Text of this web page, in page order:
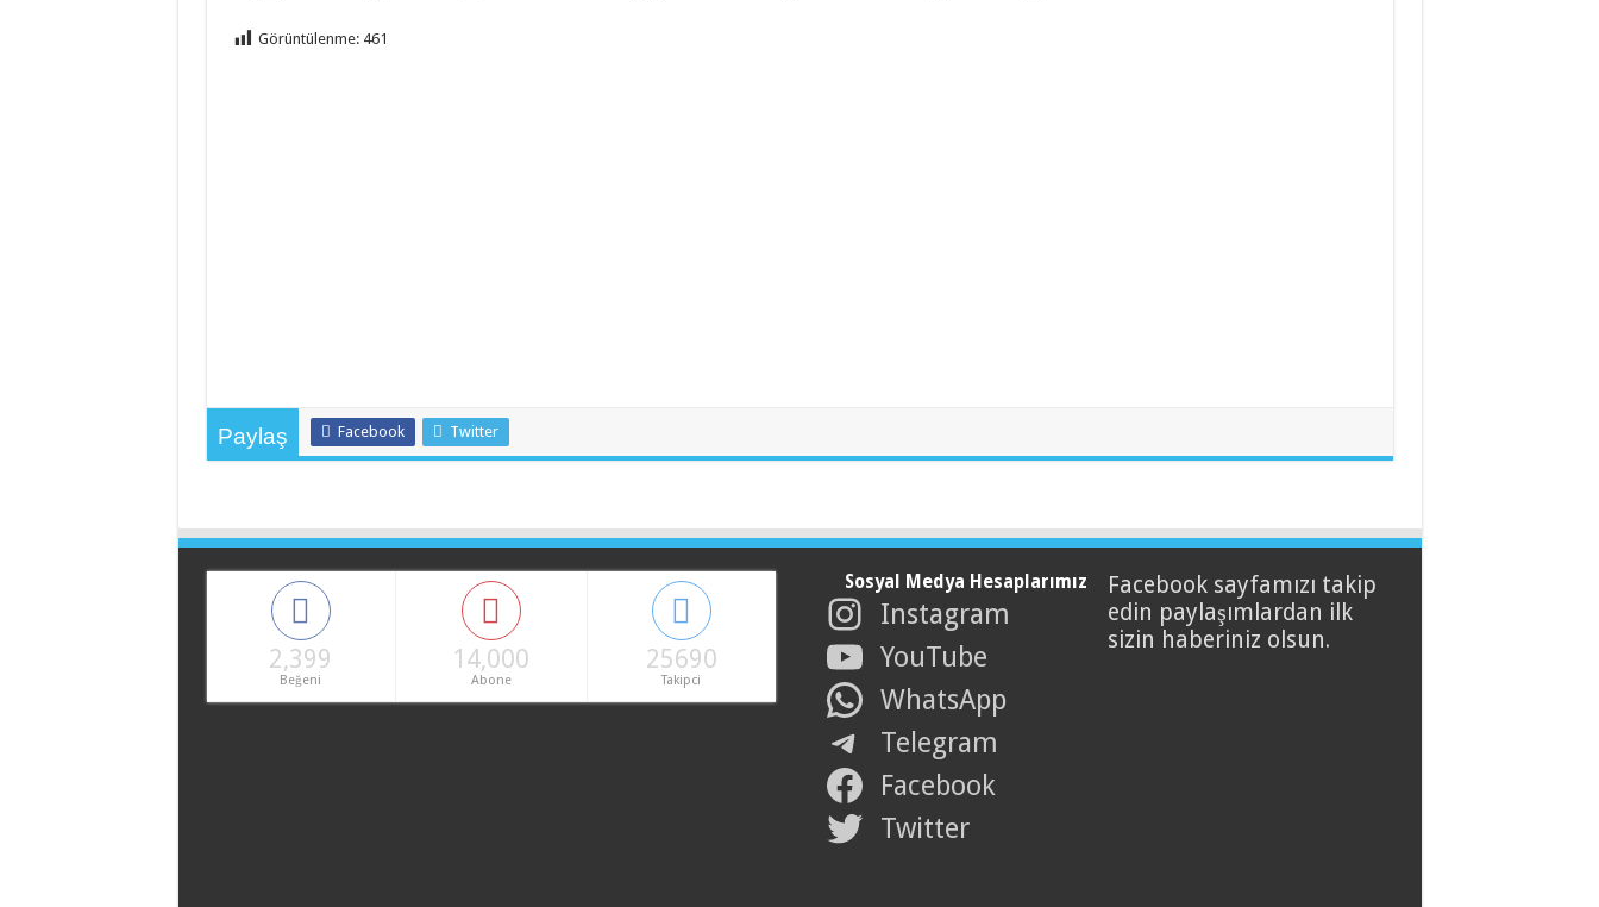
Görüntülenme: 461
Paylaş Facebook Twitter
2,399
Beğeni
14,000
Abone
25690
Takipci
Sosyal Medya Hesaplarımız
Instagram
YouTube
WhatsApp
Telegram
Facebook
Twitter
Facebook sayfamızı takip
edin paylaşımlardan ilk
sizin haberiniz olsun.